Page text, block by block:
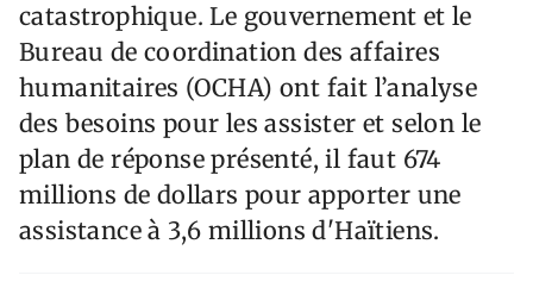
catastrophique. Le gouvernement et le
Bureau de coordination des affaires
humanitaires (OCHA) ont fait l’analyse
des besoins pour les assister et selon le
plan de réponse présenté, il faut 674
millions de dollars pour apporter une
assistance à 3,6 millions d'Haïtiens.